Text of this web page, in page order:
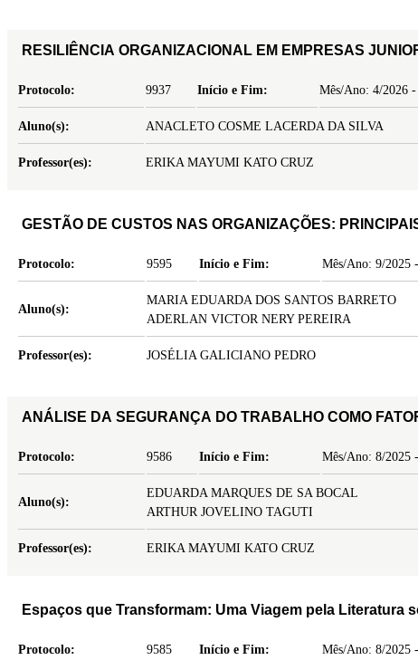
RESILIÊNCIA ORGANIZACIONAL EM EMPRESAS
Protocolo: 9937 Início e Fim: Mês/Ano: 4/2026
Aluno(s): ANACLETO COSME LACERDA DA SILVA
Professor(es): ERIKA MAYUMI KATO CRUZ
GESTÃO DE CUSTOS NAS ORGANIZAÇÕES:
Protocolo: 9595 Início e Fim: Mês/Ano: 9/2025
Aluno(s):
MARIA EDUARDA DOS SANTOS BARRETO
ADERLAN VICTOR NERY PEREIRA
Professor(es): JOSÉLIA GALICIANO PEDRO
ANÁLISE DA SEGURANÇA DO TRABALHO COMO
Protocolo: 9586 Início e Fim: Mês/Ano: 8/2025
Aluno(s):
EDUARDA MARQUES DE SA BOCAL
ARTHUR JOVELINO TAGUTI
Professor(es): ERIKA MAYUMI KATO CRUZ
Espaços que Transformam: Uma Viagem pela Literatura
Protocolo: 9585 Início e Fim: Mês/Ano: 8/2025